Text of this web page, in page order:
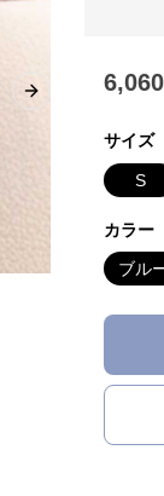
Next slide
6,060
サイズ
S
カラー
ブル